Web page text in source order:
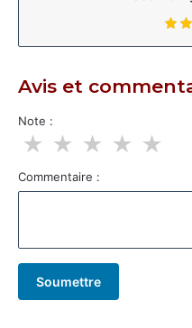
Avis et
Note :
★
★
★
★
★
Commentaire :
Soumettre